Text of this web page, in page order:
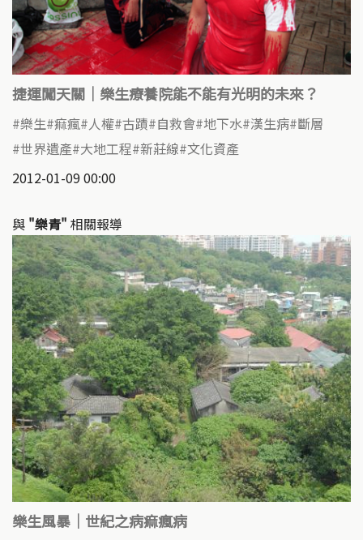
捷運闖天關｜樂生療養院能不能有光明的未來？
樂生 痲瘋 人權 古蹟 自救會 地下水 漢生病 斷層
世界遺產 大地工程 新莊線 文化資產
2012-01-09 00:00
與 "樂青" 相關報導
樂生風暴｜世紀之病痲瘋病